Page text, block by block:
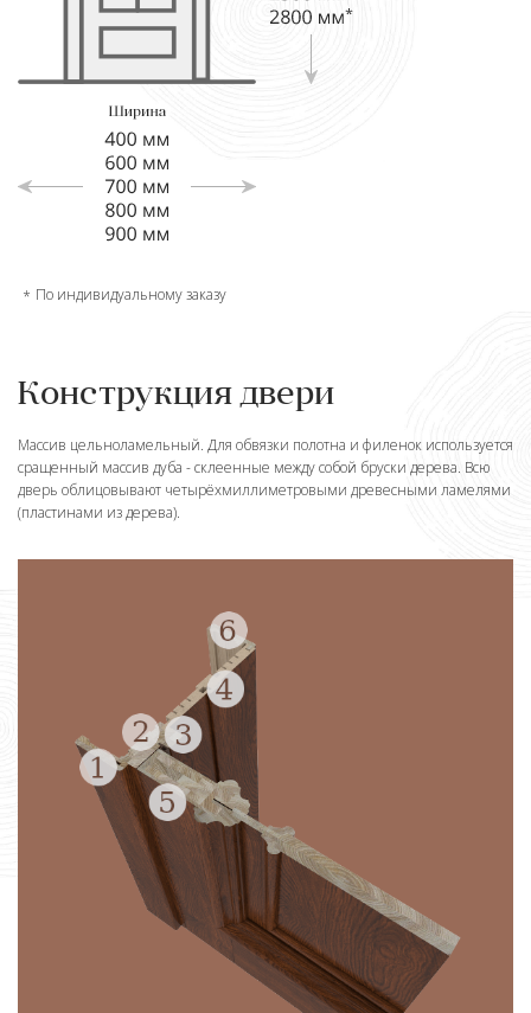
По индивидуальному заказу
Конструкция двери
Массив цельноламельный. Для обвязки полотна и филенок используется
сращенный массив дуба - склеенные между собой бруски дерева. Всю
дверь облицовывают четырёхмиллиметровыми древесными ламелями
(пластинами из дерева).